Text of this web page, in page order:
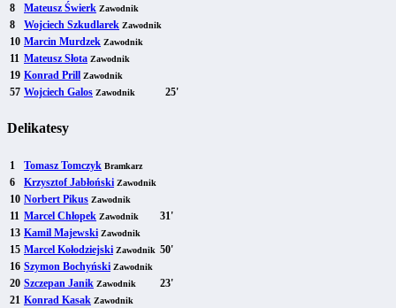
8
Mateusz Świerk Zawodnik
8 Wojciech Szkudlarek Zawodnik
10 Marcin Murdzek Zawodnik
11 Mateusz Słota Zawodnik
19 Konrad Prill Zawodnik
57 Wojciech Galos Zawodnik 25'
Delikatesy
1 Tomasz Tomczyk Bramkarz
6 Krzysztof Jabłoński Zawodnik
10 Norbert Pikus Zawodnik
11 Marcel Chłopek Zawodnik
31'
13 Kamil Majewski Zawodnik
15 Marcel Kołodziejski Zawodnik 50'
16 Szymon Bochyński Zawodnik
20 Szczepan Janik Zawodnik
23'
21 Konrad Kasak Zawodnik